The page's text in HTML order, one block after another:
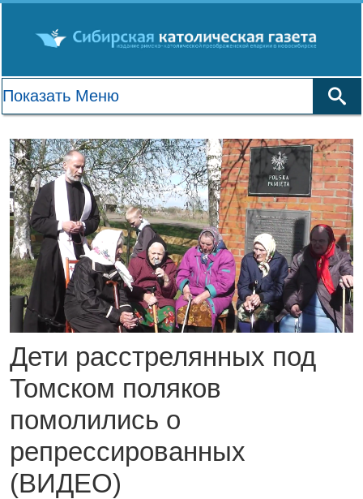
Дети расстрелянных под
Томском поляков
помолились о
репрессированных
(ВИДЕО)